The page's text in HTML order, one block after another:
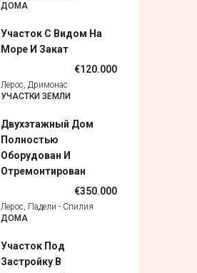
ДОМА
Участок С Видом На
Море И Закат
€120.000
Лерос, Дримонас
УЧАСТКИ ЗЕМЛИ
Двухэтажный Дом
Полностью
Оборудован И
Отремонтирован
€350.000
Лерос, Падели - Спилия
ДОМА
Участок Под
Застройку В